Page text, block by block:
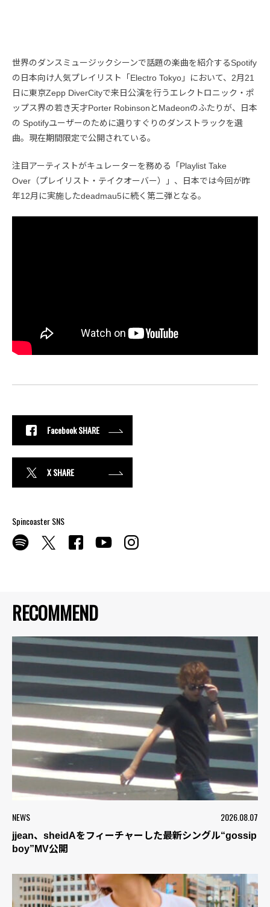
RECOMMEND
NEWS 2026.08.07
jjean、sheidAをフィーチャーした最新シングル“gossip
boy”MV公開
世界のダンスミュージックシーンで話題の楽曲を紹介するSpotify
の日本向け人気プレイリスト「Electro Tokyo」において、2月21
日に東京Zepp DiverCityで来日公演を行うエレクトロニック・ポ
ップス界の若き天才Porter RobinsonとMadeonのふたりが、日本
の Spotifyユーザーのために選りすぐりのダンストラックを選
曲。現在期間限定で公開されている。
注目アーティストがキュレーターを務める「Playlist Take
Over（プレイリスト・テイクオーバー）」、日本では今回が昨
年12月に実施したdeadmau5に続く第二弾となる。
Facebook SHARE
X SHARE
Spincoaster SNS